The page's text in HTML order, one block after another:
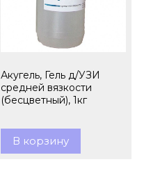
Акугель, Гель д/УЗИ
средней вязкости
(бесцветный), 1кг
В корзину